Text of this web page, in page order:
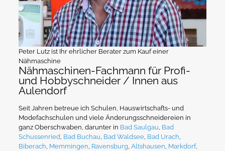
Peter Lutz ist Ihr ehrlicher Berater zum Kauf einer
Nähmaschine
Nähmaschinen-Fachmann für Profi-
und Hobbyschneider / Innen aus
Aulendorf
Seit Jahren betreue ich Schulen, Hauswirtschafts- und
Modefachschulen und viele Änderungsschneidereien in
ganz Oberschwaben, darunter in Bad Saulgau Bad
Schussenried Bad Buchau Bad Waldsee, Bad Urach
Biberach Memmingen Ravensburg Altshausen Markdorf,